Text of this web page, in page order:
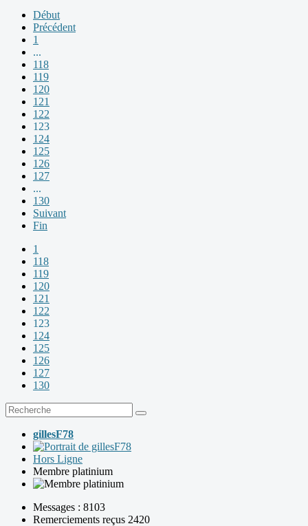
Début
Précédent
1
...
118
119
120
121
122
123
124
125
126
127
...
130
Suivant
Fin
1
118
119
120
121
122
123
124
125
126
127
130
gillesF78
Hors Ligne
Membre platinium
Messages : 8103
Remerciements reçus 2420